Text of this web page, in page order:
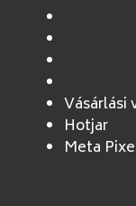
Vásárlási
Hotjar
Meta